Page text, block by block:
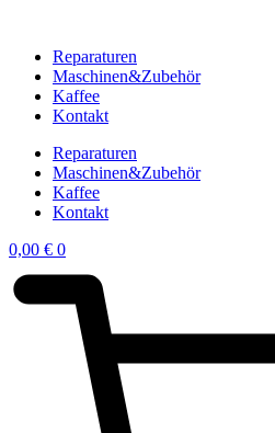
Reparaturen
Maschinen&Zubehör
Kaffee
Kontakt
Reparaturen
Maschinen&Zubehör
Kaffee
Kontakt
0,00 € 0